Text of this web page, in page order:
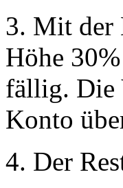
3. Mit der
Höhe
fällig. Die
Konto
4. Der